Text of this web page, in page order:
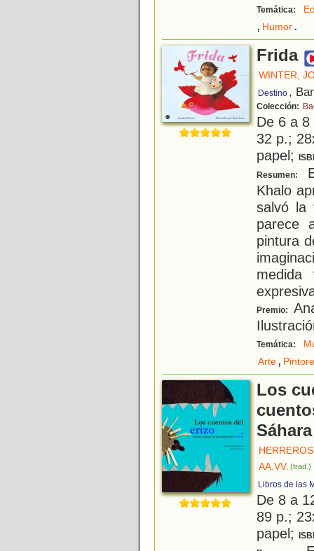
Temática:
, Humor.
Frida
WINTER,
Destino ,
Colección:
De 6 a
32 p.;
papel;
Resumen:
Khalo
salvó la
parece
pintura
medida
Premio:
Temática:
Arte,
Los
Sáhara
AA.VV. (trad.)
Libros de las
De 8 a
89 p.;
papel;